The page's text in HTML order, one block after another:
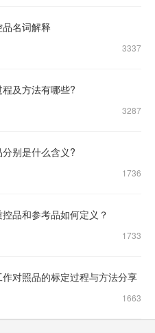
名词解释
3337
及方法有哪些?
3287
别是什么含义?
1736
品和参考品如何定义？
1733
作对照品的标定过程与方法分享
1663